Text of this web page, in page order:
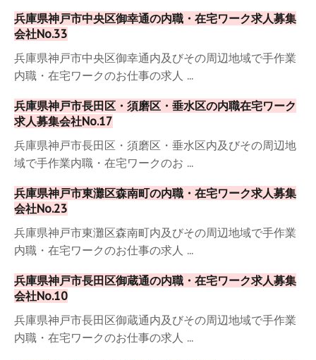
兵庫県神戸市中央区御幸通の内職・在宅ワーク求人募集
会社No.33
兵庫県神戸市中央区御幸通内及びその周辺地域で手作業
内職・在宅ワークのお仕事の求人 ...
兵庫県神戸市長田区・須磨区・垂水区の内職在宅ワーク
求人募集会社No.17
兵庫県神戸市長田区・須磨区・垂水区内及びその周辺地
域で手作業内職・在宅ワークのお ...
兵庫県神戸市東灘区森南町の内職・在宅ワーク求人募集
会社No.23
兵庫県神戸市東灘区森南町内及びその周辺地域で手作業
内職・在宅ワークのお仕事の求人 ...
兵庫県神戸市長田区御蔵通の内職・在宅ワーク求人募集
会社No.10
兵庫県神戸市長田区御蔵通内及びその周辺地域で手作業
内職・在宅ワークのお仕事の求人 ...